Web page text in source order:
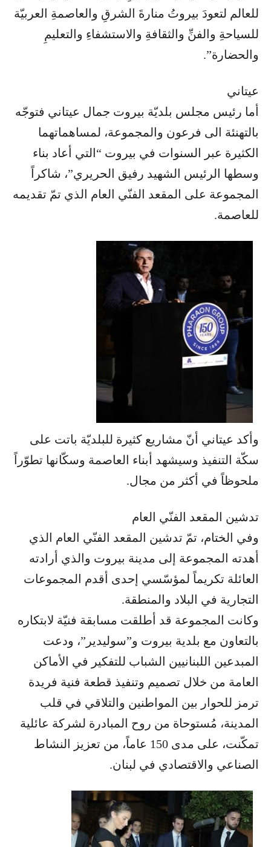
للعالم لتعودَ بيروتُ منارةَ الشرقِ والعاصمةِ العربيّة
للسياحةِ والفنِّ والثقافةِ والاستشفاءِ والتعليمِ
والحضارة”.
عيتاني
أما رئيس مجلس بلديّة بيروت جمال عيتاني فتوجّه
بالتهنئة الى فرعون والمجموعة، لمساهماتهما
الكثيرة عبر السنوات في بيروت “التي أعاد بناء
وسطها الرئيس الشهيد رفيق الحريري”، شاكراً
المجموعة على المقعد الفنّي العام الذي تمّ تقديمه
للعاصمة.
وأكد عيتاني أنّ مشاريع كثيرة للبلديّة باتت على
سكّة التنفيذ وسيشهد أبناء العاصمة وسكّانها تطوّراً
ملحوظاً في أكثر من مجال.
تدشين المقعد الفنّي العام
وفي الختام، تمّ تدشين المقعد الفنّي العام الذي
أهدته المجموعة إلى مدينة بيروت والذي أرادته
العائلة تكريماً لمؤسّسي إحدى أقدم المجموعات
التجارية في البلاد والمنطقة.
وكانت المجموعة قد أطلقت مسابقة فنيّة لابتكاره
بالتعاون مع بلدية بيروت و”سوليدير”، ودعت
المبدعين اللبنانيين الشباب للتفكير في الأماكن
العامة من خلال تصميم وتنفيذ قطعة فنية فريدة
ترمز للحوار بين المواطنين والتلاقي في قلب
المدينة، مُستوحاة من روح المبادرة لشركة عائلية
تمكّنت، على مدى 150 عاماً، من تعزيز النشاط
الصناعي والاقتصادي في لبنان.